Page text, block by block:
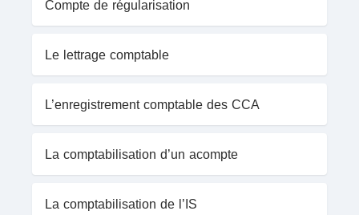
Compte de régularisation
Le lettrage comptable
L’enregistrement comptable des CCA
La comptabilisation d’un acompte
La comptabilisation de l’IS